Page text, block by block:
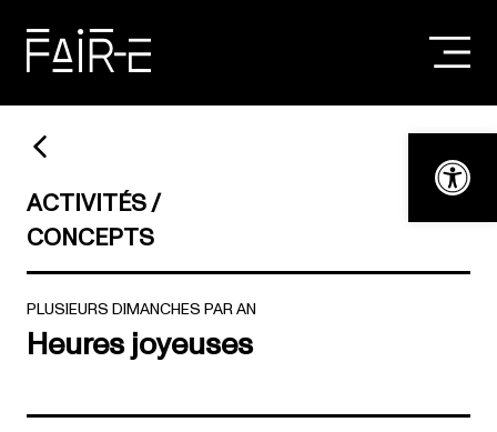
Ouvrir la
content
ACTIVITÉS
CONCEPTS
PLUSIEURS DIMANCHES PAR AN
Heures joyeuses